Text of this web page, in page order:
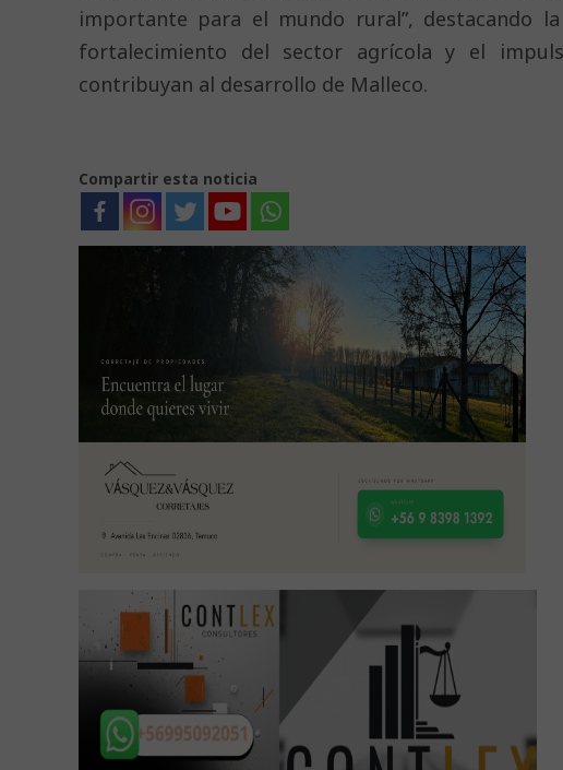
importante para el mundo rural”, destacando
fortalecimiento del sector agrícola y el
contribuyan al desarrollo de Malleco.
Compartir esta noticia